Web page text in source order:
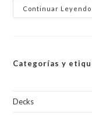
Continuar Leyendo
Categorías y
Decks